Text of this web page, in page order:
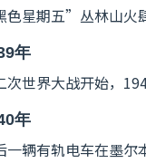
星期五”丛林山火
年
次世界大战开始，
年
一辆有轨电车在墨尔